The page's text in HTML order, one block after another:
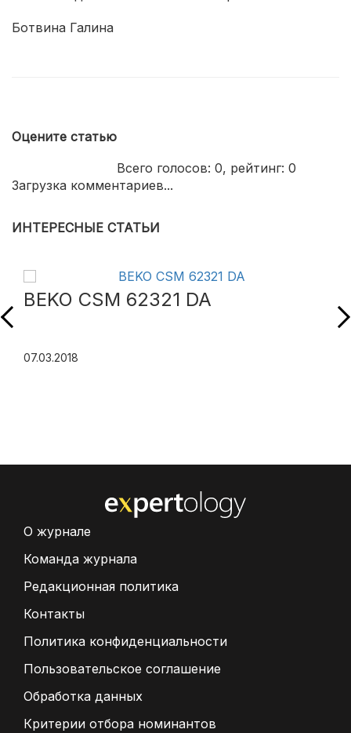
Ботвина Галина
Оцените статью
Всего голосов: 0, рейтинг: 0
Загрузка комментариев...
ИНТЕРЕСНЫЕ СТАТЬИ
BEKO CSM 62321 DA
07.03.2018
О журнале
Команда журнала
Редакционная политика
Контакты
Политика конфиденциальности
Пользовательское соглашение
Обработка данных
Критерии отбора номинантов